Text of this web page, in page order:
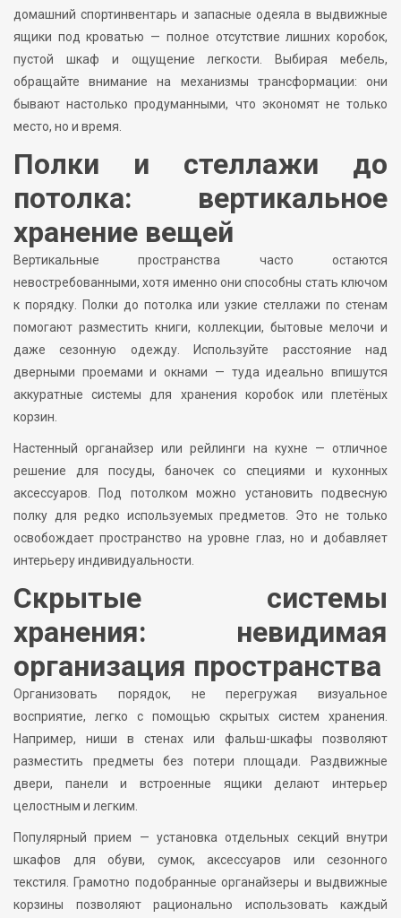
домашний спортинвентарь и запасные одеяла в выдвижные
ящики под кроватью — полное отсутствие лишних коробок,
пустой шкаф и ощущение легкости. Выбирая мебель,
обращайте внимание на механизмы трансформации: они
бывают настолько продуманными, что экономят не только
место, но и время.
Полки и стеллажи до
потолка: вертикальное
хранение вещей
Вертикальные пространства часто остаются
невостребованными, хотя именно они способны стать ключом
к порядку. Полки до потолка или узкие стеллажи по стенам
помогают разместить книги, коллекции, бытовые мелочи и
даже сезонную одежду. Используйте расстояние над
дверными проемами и окнами — туда идеально впишутся
аккуратные системы для хранения коробок или плетёных
корзин.
Настенный органайзер или рейлинги на кухне — отличное
решение для посуды, баночек со специями и кухонных
аксессуаров. Под потолком можно установить подвесную
полку для редко используемых предметов. Это не только
освобождает пространство на уровне глаз, но и добавляет
интерьеру индивидуальности.
Скрытые системы
хранения: невидимая
организация пространства
Организовать порядок, не перегружая визуальное
восприятие, легко с помощью скрытых систем хранения.
Например, ниши в стенах или фальш-шкафы позволяют
разместить предметы без потери площади. Раздвижные
двери, панели и встроенные ящики делают интерьер
целостным и легким.
Популярный прием — установка отдельных секций внутри
шкафов для обуви, сумок, аксессуаров или сезонного
текстиля. Грамотно подобранные органайзеры и выдвижные
корзины позволяют рационально использовать каждый